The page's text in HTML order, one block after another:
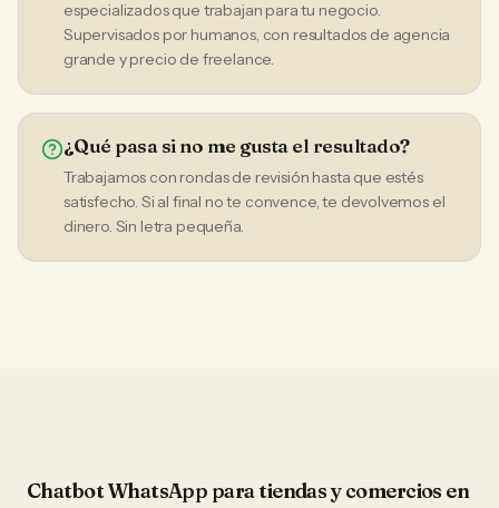
especializados que trabajan para tu negocio.
Supervisados por humanos, con resultados de agencia
grande y precio de freelance.
¿Qué pasa si no me gusta el resultado?
Trabajamos con rondas de revisión hasta que estés
satisfecho. Si al final no te convence, te devolvemos el
dinero. Sin letra pequeña.
Chatbot WhatsApp paratiendas y comercios en